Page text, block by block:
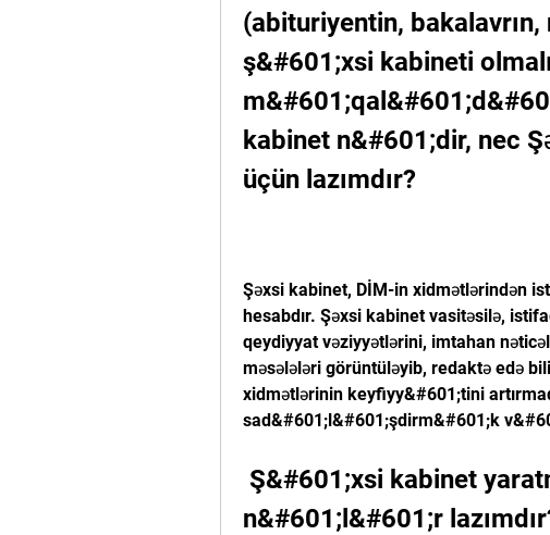
(abituriyentin,
ş&#601;xsi kabineti
kabinet n&#601;dir, nec
üçün lazımdır?
Şəxsi kabinet, DİM-in xidmətlərindən
hesabdır. Şəxsi kabinet vasitəsilə,
qeydiyyat vəziyyətlərini, imtahan
məsələləri görüntüləyib, redaktə edə
xidmətlərinin keyfiyy&#601;tini
sad&#601;l&#601;şdirm&#601;k
n&#601;l&#601;r